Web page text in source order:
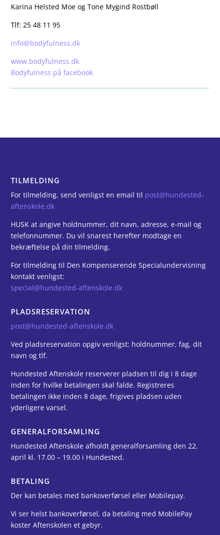
Karina Helsted Moe og Tone Mygind Rostbøll
Tlf: 25 48 11 95
info@bodyfulness.dk
www.bodyfulness.dk
Bodyfulness på facebook
TILMELDING
For tilmelding, send venligst en email til post@hundested-
aftenskole.dk
HUSK at angive holdnummer, dit navn, adresse, e-mail og
telefonnummer. Du vil snarest herefter modtage en
bekræftelse på din tilmelding.
For tilmelding til Den Kompenserende Specialundervisning
kontakt venligst:
special@hundested-aftenskole.dk
PLADSRESERVATION
post@hundested-aftenskole.dk
Ved pladsreservation opgiv venligst: holdnummer, fag, dit
navn og tlf.
Hundested Aftenskole reserverer pladsen til dig i 8 dage
inden for hvilke betalingen skal falde. Registreres
betalingen ikke inden 8 dage, frigives pladsen uden
yderligere varsel.
GENERALFORSAMLING
Hundested Aftenskole afholdt generalforsamling den 22.
april kl. 17.00 – 19.00 i Hundested.
BETALING
Der kan betales med bankoverførsel eller Mobilepay.
Vi ser helst bankoverførsel, da betaling med MobilePay
koster Aftenskolen et gebyr.